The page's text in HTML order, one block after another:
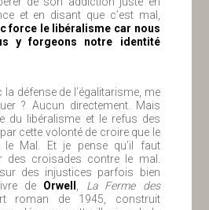
et en disant que c’est mal,
force le libéralisme car nous
y forgeons notre identité
la défense de l’égalitarisme, me
? Aucun directement. Mais
du libéralisme et le refus des
cette volonté de croire que le
le Mal. Et je pense qu’il faut
des croisades contre le mal.
des injustices parfois bien
de Orwell
La Ferme des
roman de 1945, construit